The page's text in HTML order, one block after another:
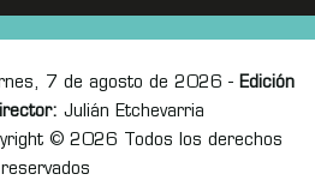
7 de agosto de 2026 - Edición
Julián Etchevarria
© 2026 Todos los derechos
reservados